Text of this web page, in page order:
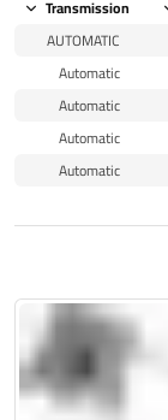
Transmission
AUTOMATIC
Automatic
Automatic
Automatic
Automatic